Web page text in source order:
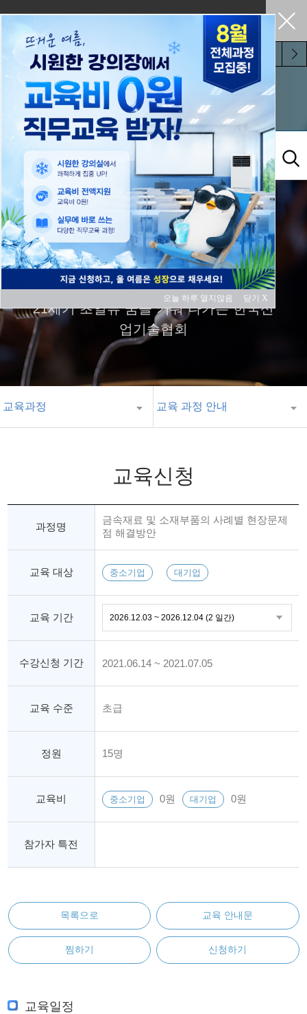
펼쳐두기
교육과정
21세기 초일류 꿈을 키워 나가는 한국산
업기술협회
교육과정 교육 과정 안내
교육신청
과정명
금속재료 및 소재부품의 사례별 현장문제
점 해결방안
교육 대상 중소기업 대기업
교육 기간
수강신청 기간 2021.06.14 ~ 2021.07.05
교육 수준 초급
정원 15명
교육비 중소기업 0원 대기업 0원
참가자 특전
목록으로 교육 안내문
찜하기 신청하기
교육일정
오늘 하루 열지않음 닫기 X